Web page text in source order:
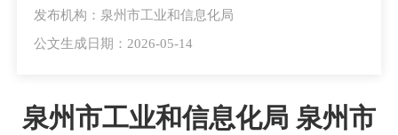
发布机构：泉州市工业和信息化局
公文生成日期：2026-05-14
泉州市工业和信息化局 泉州市